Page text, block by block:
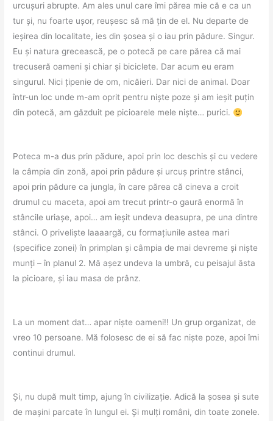
urcușuri abrupte. Am ales unul care îmi părea mie că e ca un
tur și, nu foarte ușor, reușesc să mă țin de el. Nu departe de
ieșirea din localitate, ies din şosea și o iau prin pădure. Singur.
Eu și natura grecească, pe o potecă pe care părea că mai
trecuseră oameni și chiar și biciclete. Dar acum eu eram
singurul. Nici țipenie de om, nicăieri. Dar nici de animal. Doar
într-un loc unde m-am oprit pentru niște poze și am ieșit puțin
din potecă, am găzduit pe picioarele mele niște… purici.
Poteca m-a dus prin pădure, apoi prin loc deschis și cu vedere
la câmpia din zonă, apoi prin pădure și urcuș printre stânci,
apoi prin pădure ca jungla, în care părea că cineva a croit
drumul cu maceta, apoi am trecut printr-o gaură enormă în
stâncile uriașe, apoi… am ieșit undeva deasupra, pe una dintre
stânci. O priveliște laaaargă, cu formațiunile astea mari
(specifice zonei) în primplan și câmpia de mai devreme și niște
munți – în planul 2. Mă așez undeva la umbră, cu peisajul ăsta
la picioare, și iau masa de prânz.
La un moment dat… apar niște oameni!! Un grup organizat, de
vreo 10 persoane. Mă folosesc de ei să fac niște poze, apoi îmi
continui drumul.
Și, nu după mult timp, ajung în civilizație. Adică la șosea și sute
de mașini parcate în lungul ei. Și mulți români, din toate zonele.